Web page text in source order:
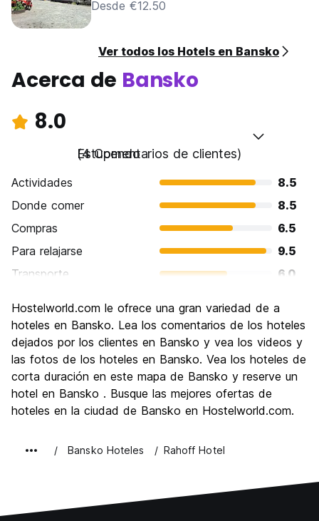
Desde €12.50
Ver todos los Hotels en Bansko
Acerca de Bansko
8.0
Estupendo
(4 Comentarios de clientes)
Actividades
8.5
Donde comer
8.5
Compras
6.5
Para relajarse
9.5
Transporte
6.0
Cultura
8.5
Fiesta
7.0
Calidad Precio
8.5
Hostelworld.com le ofrece una gran variedad de a
hoteles en Bansko. Lea los comentarios de los hoteles
dejados por los clientes en Bansko y vea los videos y
las fotos de los hoteles en Bansko. Vea los hoteles de
corta duración en este mapa de Bansko y reserve un
hotel en Bansko . Busque las mejores ofertas de
hoteles en la ciudad de Bansko en Hostelworld.com.
Bansko Hoteles Rahoff Hotel